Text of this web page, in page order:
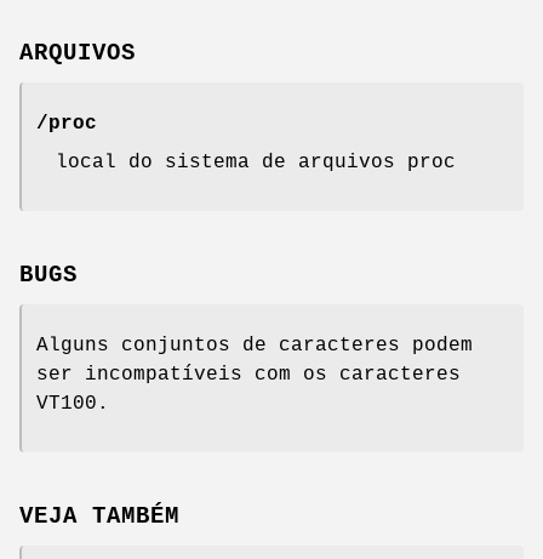
ARQUIVOS
/proc
local do sistema de arquivos proc
BUGS
Alguns conjuntos de caracteres podem
ser incompatíveis com os caracteres
VT100.
VEJA TAMBÉM